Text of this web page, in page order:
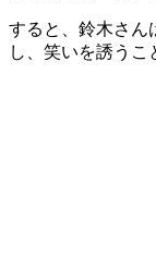
すると、鈴木さ
し、笑いを誘うこ